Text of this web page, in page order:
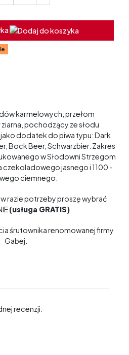
karmelowych, przełom
pochodzący ze słodu
dodatek do piwa typu: Dark
Bock Beer, Schwarzbier. Zakres
w Słodowni Strzegom
czekoladowego jasnego i 1100 -
ciemnego.
razie potrzeby proszę wybrać
(usługa GRATIS)
śrutownikarenomowanej firmy
Gabej.
recenzji.